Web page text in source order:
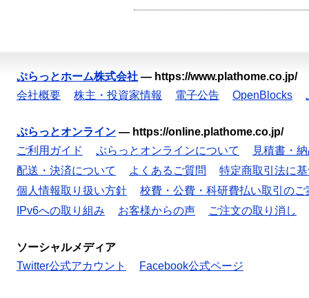
ぷらっとホーム株式会社 — https://www.plathome.co.jp/
会社概要
株主・投資家情報 電子公告 OpenBlocks
ぷらっとオンライン — https://online.plathome.co.jp/
ご利用ガイド
ぷらっとオンラインについて
見積書・
配送・決済について
よくあるご質問
特定商取引法に
個人情報取り扱い方針
校費・公費・科研費払い取引のご
IPv6への取り組み
お客様からの声 ご注文の取り消し
ソーシャルメディア
Twitter公式アカウント
Facebook公式ページ